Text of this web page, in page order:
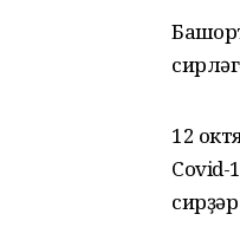
12
Covid-